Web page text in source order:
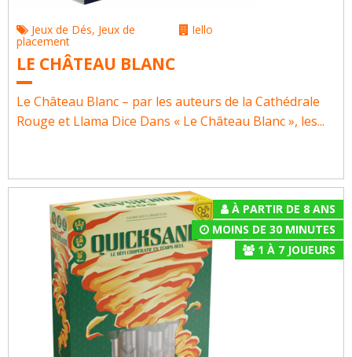
Jeux de Dés, Jeux de
placement
Iello
LE CHÂTEAU BLANC
Le Château Blanc – par les auteurs de la Cathédrale
Rouge et Llama Dice Dans « Le Château Blanc », les...
À PARTIR DE 8 ANS
MOINS DE 30 MINUTES
1 À 7JOUEURS